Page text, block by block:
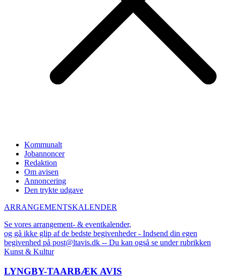
Kommunalt
Jobannoncer
Redaktion
Om avisen
Annoncering
Den trykte udgave
ARRANGEMENTSKALENDER
Se vores arrangement- & eventkalender,
og gå ikke glip af de bedste begivenheder - Indsend din egen
begivenhed på post@ltavis.dk -- Du kan også se under rubrikken
Kunst & Kultur
LYNGBY-TAARBÆK AVIS